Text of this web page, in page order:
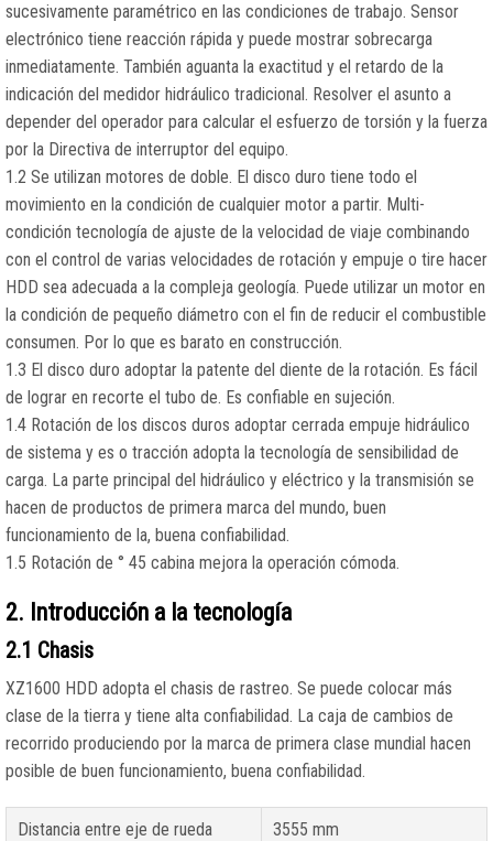
sucesivamente paramétrico en las condiciones de trabajo. Sensor
electrónico tiene reacción rápida y puede mostrar sobrecarga
inmediatamente. También aguanta la exactitud y el retardo de la
indicación del medidor hidráulico tradicional. Resolver el asunto a
depender del operador para calcular el esfuerzo de torsión y la fuerza
por la Directiva de interruptor del equipo.
1.2 Se utilizan motores de doble. El disco duro tiene todo el
movimiento en la condición de cualquier motor a partir. Multi-
condición tecnología de ajuste de la velocidad de viaje combinando
con el control de varias velocidades de rotación y empuje o tire hacer
HDD sea adecuada a la compleja geología. Puede utilizar un motor en
la condición de pequeño diámetro con el fin de reducir el combustible
consumen. Por lo que es barato en construcción.
1.3 El disco duro adoptar la patente del diente de la rotación. Es fácil
de lograr en recorte el tubo de. Es confiable en sujeción.
1.4 Rotación de los discos duros adoptar cerrada empuje hidráulico
de sistema y es o tracción adopta la tecnología de sensibilidad de
carga. La parte principal del hidráulico y eléctrico y la transmisión se
hacen de productos de primera marca del mundo, buen
funcionamiento de la, buena confiabilidad.
1.5 Rotación de ° 45 cabina mejora la operación cómoda.
2. Introducción a la tecnología
2.1 Chasis
XZ1600 HDD adopta el chasis de rastreo. Se puede colocar más
clase de la tierra y tiene alta confiabilidad. La caja de cambios de
recorrido produciendo por la marca de primera clase mundial hacen
posible de buen funcionamiento, buena confiabilidad.
Distancia entre eje de rueda 3555 mm